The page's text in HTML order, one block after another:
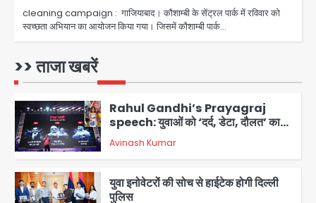
cleaning campaign : गाजियाबाद। कौशाम्बी के सेंट्रल पार्क में रविवार को
स्वच्छता अभियान का आयोजन किया गया। जिसमें कौशाम्बी पार्क…
>> ताजा खबरें
Noida Sector-49: सेक्टर-49 में 18
2
Rahul Gandhi’s Prayagraj
speech: युवाओं को ‘दर्द, डेटा, दौलत’ का
संदेश, बीजेपी का वार
Avinash Kumar
युवा इनोवेटरों की सोच से हाईटेक होगी दिल्ली
पुलिस